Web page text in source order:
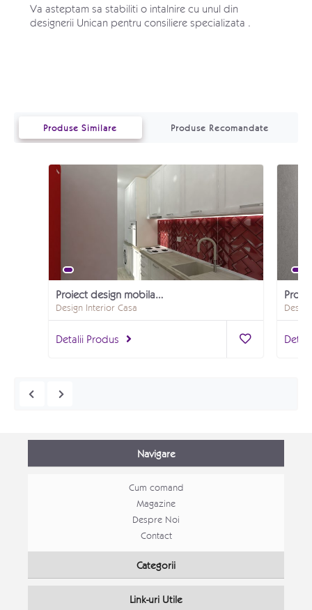
Va asteptam sa stabiliti o intalnire cu unul din
designerii Unican pentru consiliere specializata .
Produse Similare Produse Recomandate
Proiect design mobila bucatarie retro
Design Interior Casa
Detalii Produs
Navigare
Cum comand
Magazine
Despre Noi
Contact
Categorii
Link-uri Utile